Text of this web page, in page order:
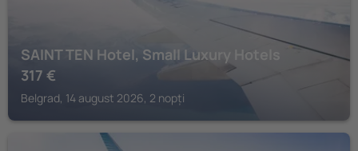
SAINT TEN Hotel, Small Luxury Hotels
317 €
Belgrad, 14 august 2026, 2 nopți